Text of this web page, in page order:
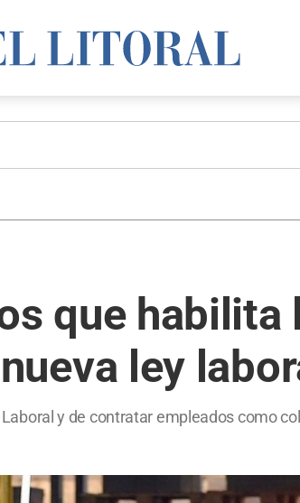
que habilita
ley
y de contratar empleados como